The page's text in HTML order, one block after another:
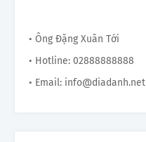
• Ông Đặng Xuân Tới
• Hotline: 02888888888
• Email: info@diadanh.net